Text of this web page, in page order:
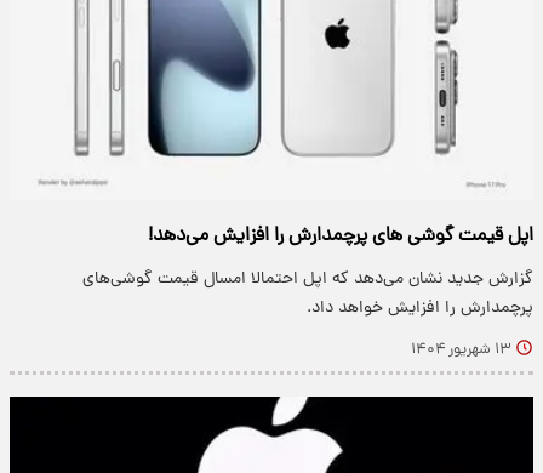
اپل قیمت گوشی های پرچمدارش را افزایش می‌دهد!
گزارش جدید نشان می‌دهد که اپل احتمالا امسال قیمت گوشی‌های
پرچمدارش را افزایش خواهد داد.
۱۳ شهریور ۱۴۰۴